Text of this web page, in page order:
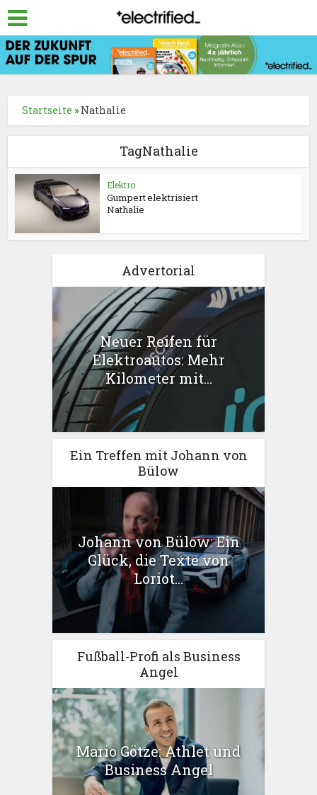
Startseite » Nathalie
TagNathalie
Elektro
Gumpert elektrisiert
Nathalie
Advertorial
Neuer Reifen für
Elektroautos: Mehr
Kilometer mit...
Ein Treffen mit Johann von
Bülow
Johann von Bülow: Ein
Glück, die Texte von
Loriot...
Fußball-Profi als Business
Angel
Mario Götze: Athlet und
Business Angel